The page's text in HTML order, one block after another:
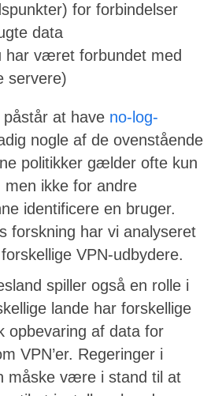
for forbindelser
data
har været forbundet med
servere)
påstår at have no-log-
nogle af de ovenstående
politikker gælder ofte kun
men ikke for andre
identificere en bruger.
forskning har vi analyseret
VPN-udbydere.
spiller også en rolle i
lande har forskellige
opbevaring af data for
VPN’er. Regeringer i
måske være i stand til at